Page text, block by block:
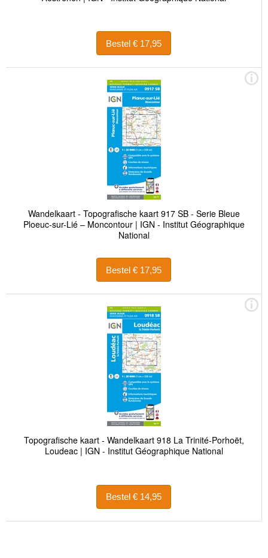
Bestel € 17,95
Wandelkaart - Topografische kaart 917 SB - Serie Bleue
Ploeuc-sur-Lié – Moncontour | IGN - Institut Géographique
National
Bestel € 17,95
Topografische kaart - Wandelkaart 918 La Trinité-Porhoët,
Loudeac | IGN - Institut Géographique National
Bestel € 14,95